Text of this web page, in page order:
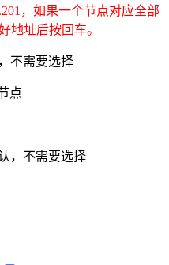
，如果一个节点对应全部
地址后按回车。
不需要选择
点
，不需要选择